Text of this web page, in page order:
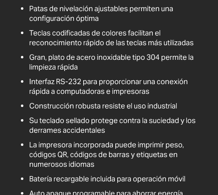
Patas de nivelación ajustables permiten una
configuración óptima
Teclas codificadas de colores facilitan el
reconocimiento rápido de las teclas más utilizadas
Gran, plato de acero inoxidable tipo 304 permite la
limpieza rápida
Interfaz RS-232 para proporcionar una conexión
rápida a computadoras e impresoras
Construcción robusta resiste el uso industrial
Su teclado sellado protege contra la suciedad y los
derrames accidentales
La impresora incorporada puede imprimir peso,
códigos QR, códigos de barras y etiquetas en
numerosos idiomas
Batería recargable incluida para operación móvil